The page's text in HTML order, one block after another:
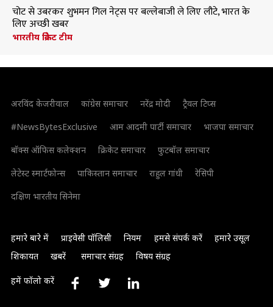
चोट से उबरकर शुभमन गिल नेट्स पर बल्लेबाजी ले लिए लौटे, भारत के
लिए अच्छी खबर
भारतीय क्रिकेट टीम
अरविंद केजरीवाल कांग्रेस समाचार नरेंद्र मोदी
ट्रैवल टिप्स
#NewsBytesExclusive
आम आदमी पार्टी समाचार
भाजपा समाचार
बॉक्स ऑफिस कलेक्शन
क्रिकेट समाचार
फुटबॉल समाचार
लेटेस्ट स्मार्टफोन्स
पाकिस्तान समाचार राहुल गांधी
रेसिपी
दक्षिण भारतीय सिनेमा
हमारे बारे में प्राइवेसी पॉलिसी नियम हमसे संपर्क करें
हमारे उसूल
शिकायत
खबरें समाचार संग्रह विषय संग्रह
हमें फॉलो करें